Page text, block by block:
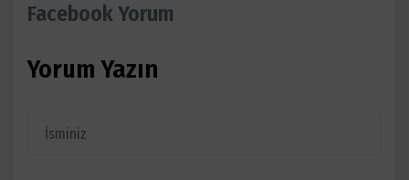
Facebook Yorum
Yorum Yazın